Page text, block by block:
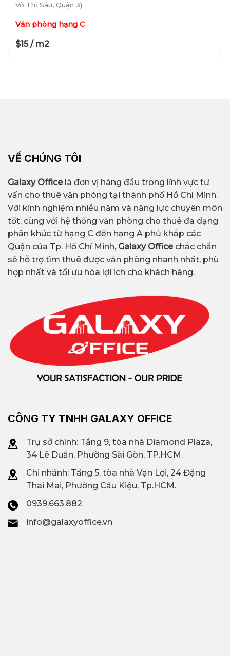
Võ Thị Sáu, Quận 3)
Văn phòng hạng C
$15 / m2
VỀ CHÚNG TÔI
Galaxy Officelà đơn vị hàng đầu trong lĩnh vực tư
vấn cho thuê văn phòng tại thành phố Hồ Chí Minh.
Với kinh nghiệm nhiều năm và năng lực chuyên môn
tốt, cùng với hệ thống văn phòng cho thuê đa dạng
phân khúc từ hạng C đến hạng A phủ khắp các
Quận của Tp. Hồ Chí Minh, Galaxy Office chắc chắn
sẽ hỗ trợ tìm thuê được văn phòng nhanh nhất, phù
hợp nhất và tối ưu hóa lợi ích cho khách hàng.
CÔNG TY TNHH GALAXY OFFICE
Trụ sở chính: Tầng 9, tòa nhà Diamond Plaza,
34 Lê Duẩn, Phường Sài Gòn, TP.HCM.
Chi nhánh: Tầng 5, tòa nhà Vạn Lợi, 24 Đặng
Thai Mai, Phường Cầu Kiệu, Tp.HCM.
0939.663.882
info@galaxyoffice.vn